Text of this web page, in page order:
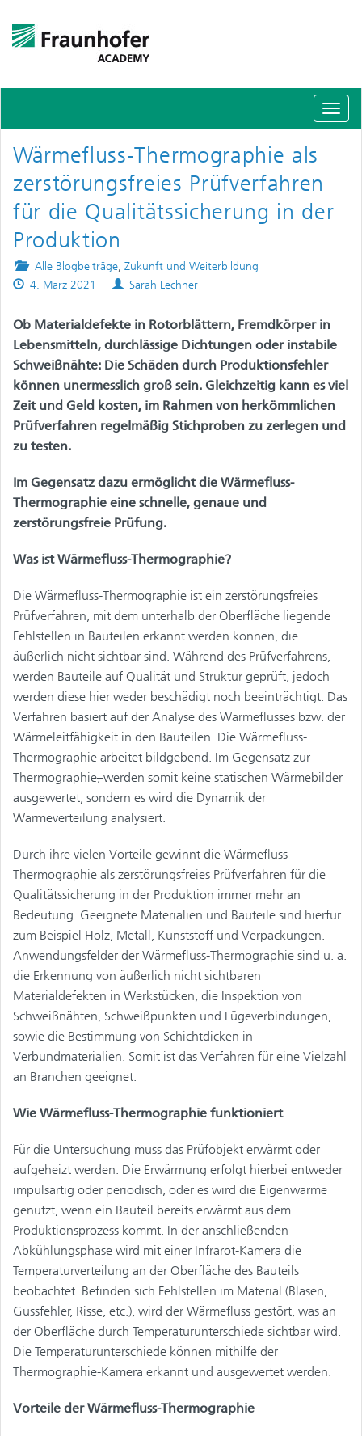
Wärmefluss-Thermographie als
zerstörungsfreies Prüfverfahren
für die Qualitätssicherung in der
Produktion
Posted
in
Alle Blogbeiträge, Zukunft und Weiterbildung
Published
4. März 2021 Authors
Sarah Lechner
Ob Materialdefekte in Rotorblättern, Fremdkörper in
Lebensmitteln, durchlässige Dichtungen oder instabile
Schweißnähte: Die Schäden durch Produktionsfehler
können unermesslich groß sein. Gleichzeitig kann es viel
Zeit und Geld kosten, im Rahmen von herkömmlichen
Prüfverfahren regelmäßig Stichproben zu zerlegen und
zu testen.
Im Gegensatz dazu ermöglicht die Wärmefluss-
Thermographie eine schnelle, genaue und
zerstörungsfreie Prüfung.
Was ist Wärmefluss-Thermographie?
Die Wärmefluss-Thermographie ist ein zerstörungsfreies
Prüfverfahren, mit dem unterhalb der Oberfläche liegende
Fehlstellen in Bauteilen erkannt werden können, die
äußerlich nicht sichtbar sind. Während des Prüfverfahrens,
werden Bauteile auf Qualität und Struktur geprüft, jedoch
werden diese hier weder beschädigt noch beeinträchtigt. Das
Verfahren basiert auf der Analyse des Wärmeflusses bzw. der
Wärmeleitfähigkeit in den Bauteilen. Die Wärmefluss-
Thermographie arbeitet bildgebend. Im Gegensatz zur
Thermographie,werden somit keine statischen Wärmebilder
ausgewertet, sondern es wird die Dynamik der
Wärmeverteilung analysiert.
Durch ihre vielen Vorteile gewinnt die Wärmefluss-
Thermographie als zerstörungsfreies Prüfverfahren für die
Qualitätssicherung in der Produktion immer mehr an
Bedeutung. Geeignete Materialien und Bauteile sind hierfür
zum Beispiel Holz, Metall, Kunststoff und Verpackungen.
Anwendungsfelder der Wärmefluss-Thermographie sind u. a.
die Erkennung von äußerlich nicht sichtbaren
Materialdefekten in Werkstücken, die Inspektion von
Schweißnähten, Schweißpunkten und Fügeverbindungen,
sowie die Bestimmung von Schichtdicken in
Verbundmaterialien. Somit ist das Verfahren für eine Vielzahl
an Branchen geeignet.
Wie Wärmefluss-Thermographie funktioniert
Für die Untersuchung muss das Prüfobjekt erwärmt oder
aufgeheizt werden. Die Erwärmung erfolgt hierbei entweder
impulsartig oder periodisch, oder es wird die Eigenwärme
genutzt, wenn ein Bauteil bereits erwärmt aus dem
Produktionsprozess kommt. In der anschließenden
Abkühlungsphase wird mit einer Infrarot-Kamera die
Temperaturverteilung an der Oberfläche des Bauteils
beobachtet. Befinden sich Fehlstellen im Material (Blasen,
Gussfehler, Risse, etc.), wird der Wärmefluss gestört, was an
der Oberfläche durch Temperaturunterschiede sichtbar wird.
Die Temperaturunterschiede können mithilfe der
Thermographie-Kamera erkannt und ausgewertet werden.
Vorteile der Wärmefluss-Thermographie